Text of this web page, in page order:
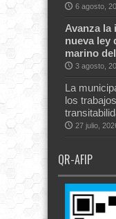
6 agosto,
Avanza la
nueva ley
marino
3 agosto,
La
los
27 julio,
QR-AFIP